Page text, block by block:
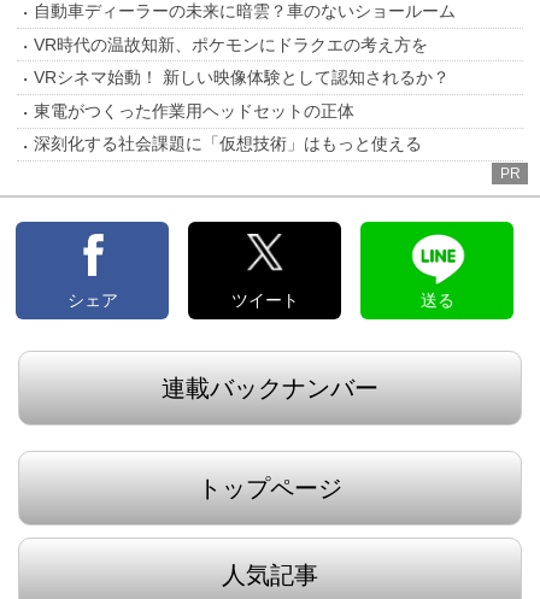
自動車ディーラーの未来に暗雲？車のないショールーム
VR時代の温故知新、ポケモンにドラクエの考え方を
VRシネマ始動！ 新しい映像体験として認知されるか？
東電がつくった作業用ヘッドセットの正体
深刻化する社会課題に「仮想技術」はもっと使える
PR
シェア ツイート 送る
連載バックナンバー
トップページ
人気記事